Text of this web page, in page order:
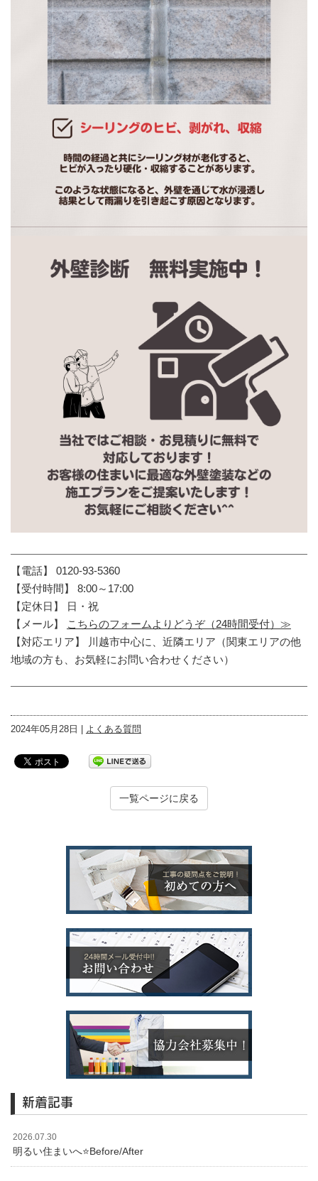
【電話】 0120-93-5360
【受付時間】 8:00～17:00
【定休日】 日・祝
【メール】
こちらのフォームよりどうぞ（24時間受付）≫
【対応エリア】 川越市中心に、近隣エリア（関東エリアの他
地域の方も、お気軽にお問い合わせください）
2024年05月28日 | よくある質問
一覧ページに戻る
新着記事
2026.07.30
明るい住まいへ⭐️Before/After